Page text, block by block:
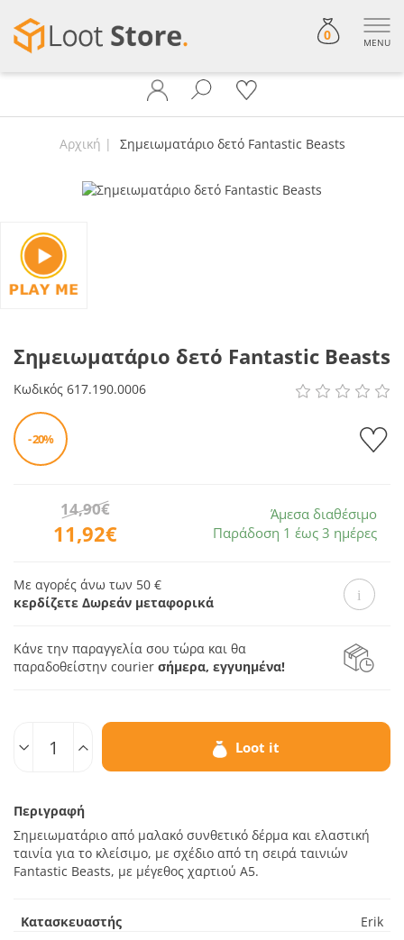
0 MENU
Αρχική Σημειωματάριο δετό Fantastic Beasts
Σημειωματάριο δετό Fantastic Beasts
Κωδικός 617.190.0006
- 20%
11,92€
14,90€
Άμεσα διαθέσιμο
Παράδοση 1 έως 3 ημέρες
Με αγορές άνω των 50 €
κερδίζετε Δωρεάν μεταφορικά
Κάνε την παραγγελία σου τώρα και θα
παραδοθείστην courier σήμερα, εγγυημένα!
Loot it
Περιγραφή
Σημειωματάριο από μαλακό συνθετικό δέρμα και ελαστική
ταινία για το κλείσιμο, με σχέδιο από τη σειρά ταινιών
Fantastic Beasts, με μέγεθος χαρτιού A5.
Κατασκευαστής
Erik